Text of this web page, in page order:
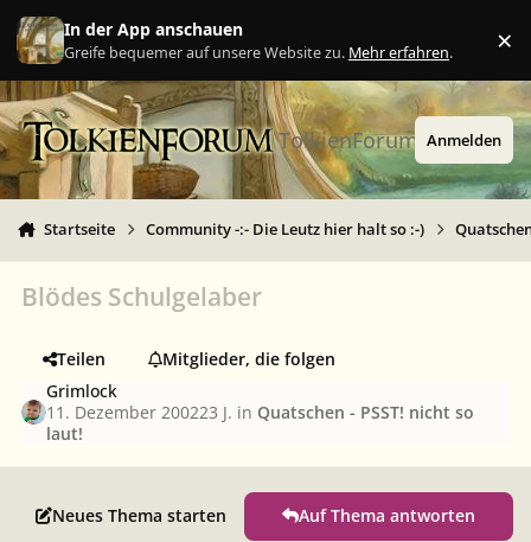
Zu Inhalt springen
In der App anschauen
Greife bequemer auf unsere Website zu. Mehr erfahren. ×
TolkienForum Anmelden
Startseite Community -:- Die Leutz hier halt so :-)
Blödes Schulgelaber
Teilen
Mitglieder, die folgen
Grimlock
11. Dezember 200223 J. in Quatschen - PSST! nicht so
laut!
Neues Thema starten Auf Thema antworten